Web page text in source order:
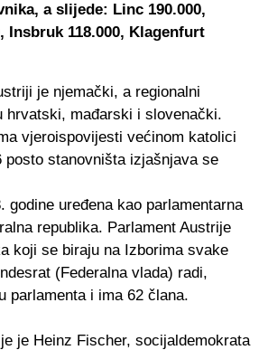
a slijede: Linc 190.000,
Insbruk 118.000, Klagenfurt
je njemački, a regionalni
hrvatski, mađarski i slovenački.
vjeroispovijesti većinom katolici
posto stanovništa izjašnjava se
godine uređena kao parlamentarna
republika. Parlament Austrije
koji se biraju na Izborima svake
(Federalna vlada) radi,
parlamenta i ima 62 člana.
je Heinz Fischer, socijaldemokrata